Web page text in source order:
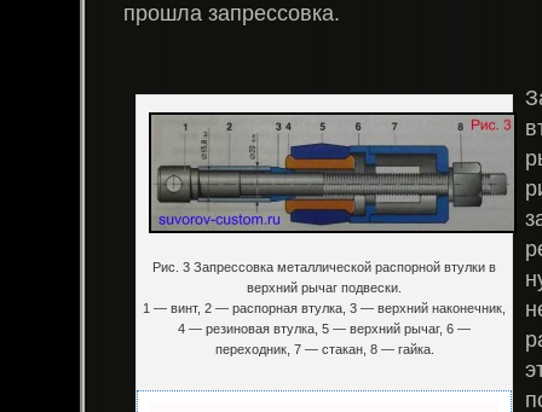
прошла запрессовка.
Рис. 3 Запрессовка металлической распорной втулки в
верхний рычаг подвески.
1 — винт, 2 — распорная втулка, 3 — верхний наконечник,
4 — резиновая втулка, 5 — верхний рычаг, 6 —
переходник, 7 — стакан, 8 — гайка.